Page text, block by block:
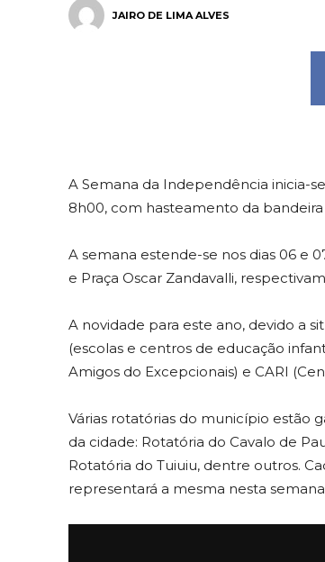
JAIRO DE LIMA ALVES
A Semana da Independência inicia-
8h00, com hasteamento da
A semana estende-se nos dias 06 e
e Praça Oscar Zandavalli,
A novidade para este ano, devido a
(escolas e centros de educação
Amigos do Excepcionais) e CARI
Várias rotatórias do município estão
da cidade: Rotatória do Cavalo de
Rotatória do Tuiuiu, dentre outros.
representará a mesma nesta